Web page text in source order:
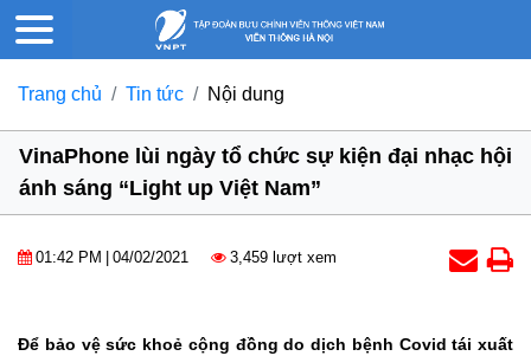
Trang chủ Tin tức Nội dung
VinaPhone lùi ngày tổ chức sự kiện đại nhạc hội
ánh sáng “Light up Việt Nam”
01:42 PM 04/02/2021 3,459 lượt xem
Để bảo vệ sức khoẻ cộng đồng do dịch bệnh Covid tái xuất